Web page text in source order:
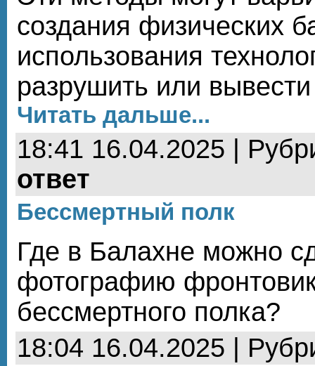
создания физических
использования
разрушить или
Читать дальше...
18:41 16.04.2025 |
ответ
Бессмертный полк
Где в Балахне можно
фотографию
бессмертного полка?
18:04 16.04.2025 |